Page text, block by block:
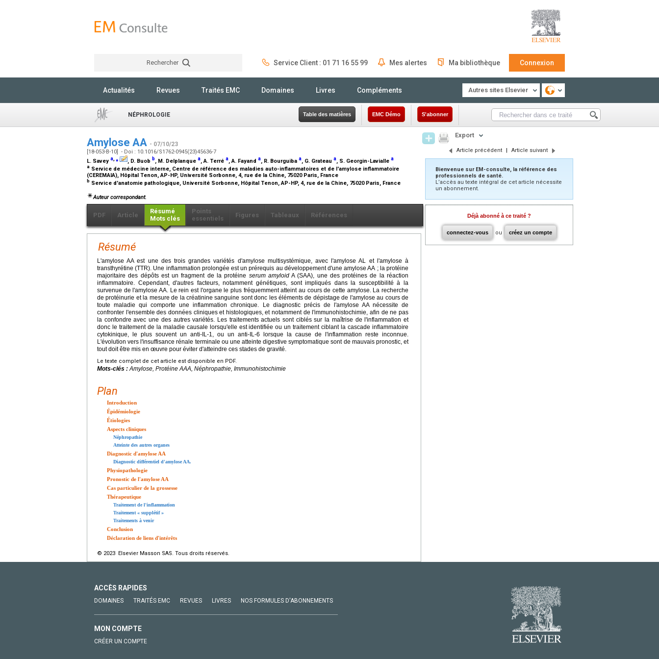
Rechercher Service Client : 01 71 16 55 99 Mes alertes Ma bibliothèque Connexion
Actualités Revues Traités EMC Domaines Livres Compléments Autres sites Elsevier
NÉPHROLOGIE Table des matières EMC Démo S'abonner
Amylose AA - 07/10/23
[18-053-B-10] - Doi : 10.1016/S1762-0945(23)45636-7
L. Savey a,⁎ , D. Buob b, M. Delplanque a, A. Terré a, A. Fayand a, R. Bourguiba a, G. Grateau a, S. Georgin-Lavialle a
a Service de médecine interne, Centre de référence des maladies auto-inflammatoires et de l'amylose inflammatoire
(CEREMAIA), Hôpital Tenon, AP-HP, Université Sorbonne, 4, rue de la Chine, 75020 Paris, France
b Service d'anatomie pathologique, Université Sorbonne, Hôpital Tenon, AP-HP, 4, rue de la Chine, 75020 Paris, France
Auteur correspondant.
PDF Article
Résumé
Mots clés
Points
essentiels
Figures Tableaux Références
Résumé
L'amylose AA est une des trois grandes variétés d'amylose multisystémique, avec l'amylose AL et l'amylose à
transthyrétine (TTR). Une inflammation prolongée est un prérequis au développement d'une amylose AA ; la protéine
majoritaire des dépôts est un fragment de la protéine serum amyloidA (SAA), une des protéines de la réaction
inflammatoire. Cependant, d'autres facteurs, notamment génétiques, sont impliqués dans la susceptibilité à la
survenue de l'amylose AA. Le rein est l'organe le plus fréquemment atteint au cours de cette amylose. La recherche
de protéinurie et la mesure de la créatinine sanguine sont donc les éléments de dépistage de l'amylose au cours de
toute maladie qui comporte une inflammation chronique. Le diagnostic précis de l'amylose AA nécessite de
confronter l'ensemble des données cliniques et histologiques, et notamment de l'immunohistochimie, afin de ne pas
la confondre avec une des autres variétés. Les traitements actuels sont ciblés sur la maîtrise de l'inflammation et
donc le traitement de la maladie causale lorsqu'elle est identifiée ou un traitement ciblant la cascade inflammatoire
cytokinique, le plus souvent un anti-IL-1, ou un anti-IL-6 lorsque la cause de l'inflammation reste inconnue.
L'évolution vers l'insuffisance rénale terminale ou une atteinte digestive symptomatique sont de mauvais pronostic, et
tout doit être mis en œuvre pour éviter d'atteindre ces stades de gravité.
Le texte complet de cet article est disponible en PDF.
Mots-clés :Amylose, Protéine AAA, Néphropathie, Immunohistochimie
Plan
Introduction
Épidémiologie
Étiologies
Aspects cliniques
Néphropathie
Atteinte des autres organes
Diagnostic d'amylose AA
Diagnostic différentiel d'amylose AA.
Physiopathologie
Pronostic de l'amylose AA
Cas particulier de la grossesse
Thérapeutique
Traitement de l'inflammation
Traitement « supplétif »
Traitements à venir
Conclusion
Déclaration de liens d'intérêts
© 2023 Elsevier Masson SAS. Tous droits réservés.
Export
Article précédent | Article suivant
Bienvenue sur EM-consulte, la référence des
professionnels de santé.
L’accès au texte intégral de cet article nécessite
un abonnement.
Déjà abonné à ce traité ?
connectez-vous ou créez un compte
ACCÈS RAPIDES
DOMAINES TRAITÉS EMC REVUES LIVRES NOS FORMULES D'ABONNEMENTS
MON COMPTE
CRÉER UN COMPTE